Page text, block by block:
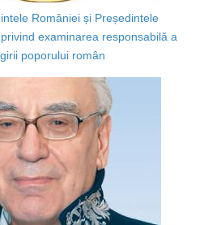
României și Președintele
examinarea responsabilă a
poporului român